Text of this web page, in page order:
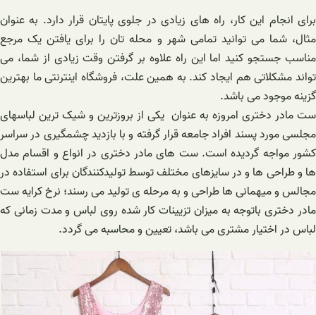
برای انجام این کار، راه های زیادی در جلوی پایتان قرار دارد. به عنوان
مثال، شما می توانید تمامی شهر و محله تان را برای یافتن یک مرجع
مناسب جستجو کنید اما این راه علاوه بر گرفتن وقت زیادی از شما، می
تواند مشکلاتی هم ایجاد کند. به همین علت، فروشگاه اینترنتی ما بهترین
گزینه موجود می باشد.
ست مادر دختری امروزه به عنوان یکی از بروزترین و شیک ترین لباسهای
مجلسی مورد پسند افراد جامعه قرار گرفته و با بازدید چشمگیری در سراسر
کشور مواجه گردیده است. ست های مادر دختری در انواع و اقسام مدل
ها و طراحی ها و در سایزهای مختلف توسط تولیدکنندگان برای استفاده در
مجالس و میهمانی ها طراحی و به مرحله ی تولید می رسند؛ نرخ کرایه ست
مادر دختری باتوجه به میزان تزیینات کار شده روی لباس و مدت زمانی که
لباس در اختیار مشتری می باشد، تعیین و محاسبه می گردد.